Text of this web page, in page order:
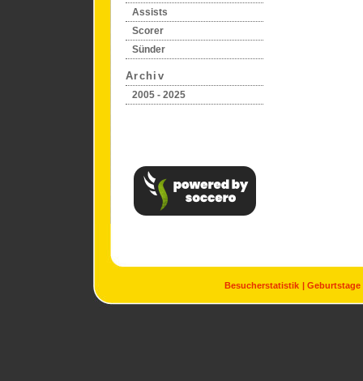
Assists
Scorer
Sünder
Archiv
2005 - 2025
Besucherstatistik Geburtstage